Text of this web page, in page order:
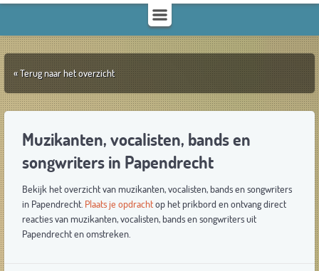
« Terug naar het overzicht
Muzikanten, vocalisten, bands en
songwriters in Papendrecht
Bekijk het overzicht van muzikanten, vocalisten, bands en songwriters
in Papendrecht. Plaats je opdrachtop het prikbord en ontvang direct
reacties van muzikanten, vocalisten, bands en songwriters uit
Papendrecht en omstreken.